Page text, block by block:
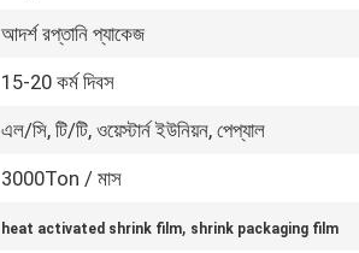
আদর্শ রপ্তানি প্যাকেজ
15-20 কর্ম দিবস
এল/সি, টি/টি, ওয়েস্টার্ন ইউনিয়ন, পেপ্যাল
3000Ton / মাস
heat activated shrink film, shrink packaging film